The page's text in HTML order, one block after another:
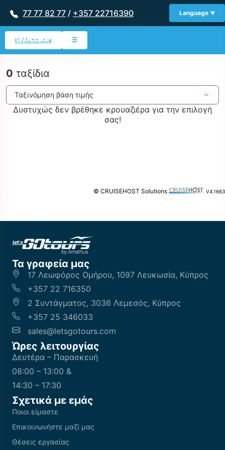
77 77 82 77 / +357 22716390 Language
Η Λίστα μου ☰
0 ταξίδια
Δυστυχώς δεν βρέθηκε κρουαζιέρα για την επιλογή
σας!
© CRUISEHOST Solutions V4.1663
Τα γραφεία μας
17 Λεωφόρος Ομήρου, 1097 Λευκωσία, Κύπρος
+357 22 716350
2 Συντάγματος, 3036 Λεμεσός, Κύπρος
+357 25 346033
sales@letsgotours.com
Ώρες λειτουργίας
Δευτέρα – Παρασκευή
08:00 – 13:00 &
14:30 – 17:30
Σχετικά με εμάς
Ποιοι είμαστε
Επικοινωνήστε μαζί μας
Θέσεις εργασίας